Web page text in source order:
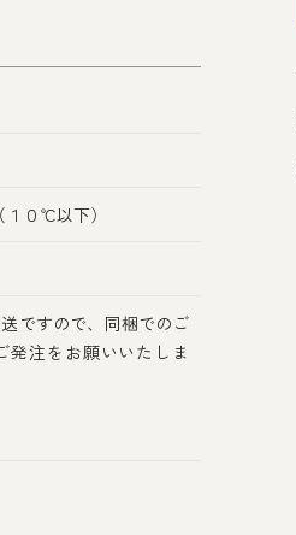
０℃以下）
ですので、同梱でのご
発注をお願いいたしま